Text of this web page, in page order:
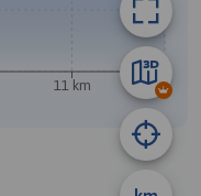
11 km 15 km